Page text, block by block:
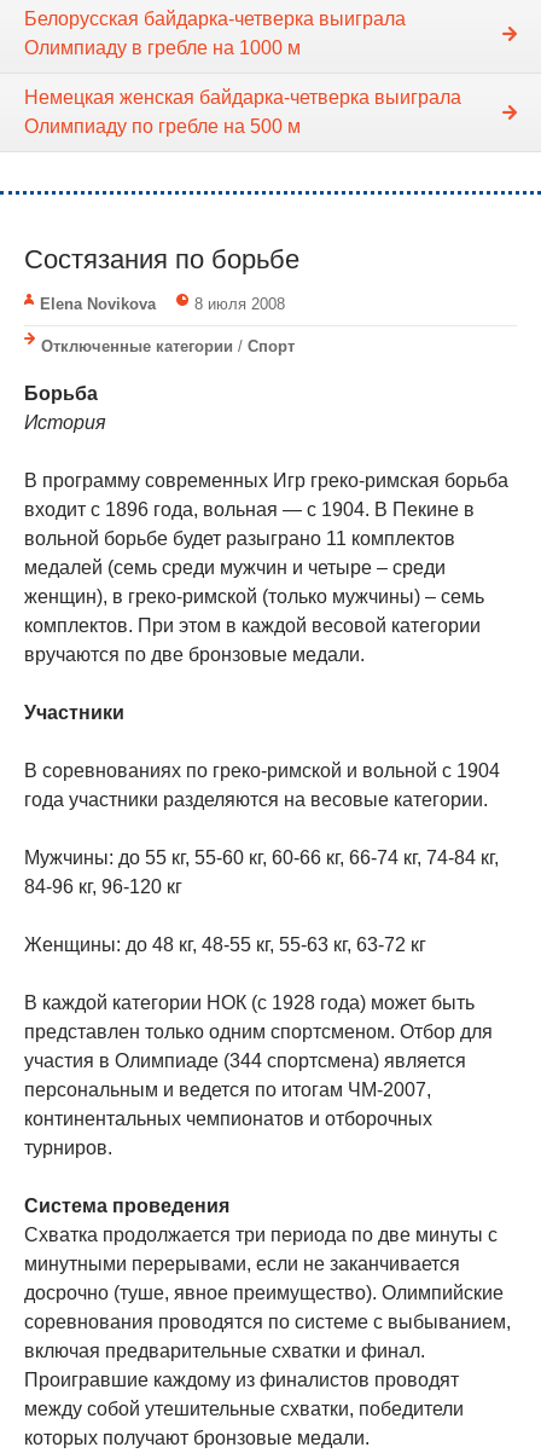
Белорусская байдарка-четверка выиграла
Олимпиаду в гребле на 1000 м
Немецкая женская байдарка-четверка выиграла
Олимпиаду по гребле на 500 м
Состязания по борьбе
Elena Novikova 8 июля 2008
Отключенные категории / Спорт
Борьба
История
В программу современных Игр греко-римская борьба
входит с 1896 года, вольная — с 1904. В Пекине в
вольной борьбе будет разыграно 11 комплектов
медалей (семь среди мужчин и четыре – среди
женщин), в греко-римской (только мужчины) – семь
комплектов. При этом в каждой весовой категории
вручаются по две бронзовые медали.
Участники
В соревнованиях по греко-римской и вольной с 1904
года участники разделяются на весовые категории.
Мужчины: до 55 кг, 55-60 кг, 60-66 кг, 66-74 кг, 74-84 кг,
84-96 кг, 96-120 кг
Женщины: до 48 кг, 48-55 кг, 55-63 кг, 63-72 кг
В каждой категории НОК (с 1928 года) может быть
представлен только одним спортсменом. Отбор для
участия в Олимпиаде (344 спортсмена) является
персональным и ведется по итогам ЧМ-2007,
континентальных чемпионатов и отборочных
турниров.
Система проведения
Схватка продолжается три периода по две минуты с
минутными перерывами, если не заканчивается
досрочно (туше, явное преимущество). Олимпийские
соревнования проводятся по системе с выбыванием,
включая предварительные схватки и финал.
Проигравшие каждому из финалистов проводят
между собой утешительные схватки, победители
которых получают бронзовые медали.